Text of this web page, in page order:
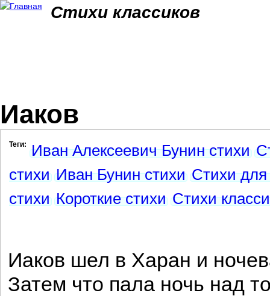
Стихи классиков
Иаков
Теги: Иван Алексеевич Бунин стихи
стихи Иван Бунин стихи Стихи
стихи Короткие стихи Стихи
Иаков шел в Харан и
Затем что пала ночь над